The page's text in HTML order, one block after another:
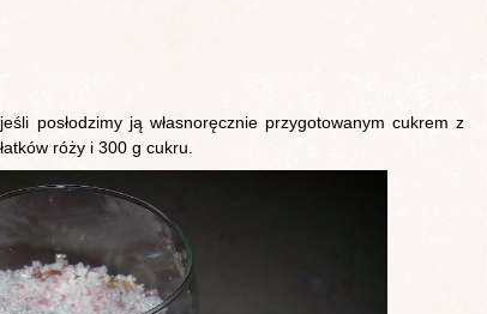
posłodzimy ją własnoręcznie przygotowanym cukrem z
róży i 300 g cukru.